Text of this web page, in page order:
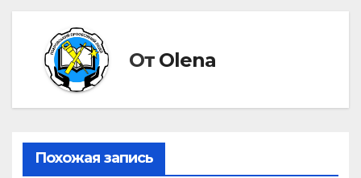
От Olena
Похожая запись